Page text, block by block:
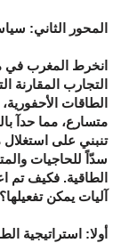
المحور الثاني:
انخرط المغرب في
التجارب
الطاقات
متسارع، مما حدآ
تنبني على استغلال
سدّاً للحاجيات
الطاقية. فكيف تم
آليات يمكن تفعيلها؟
أولا: استراتيجية